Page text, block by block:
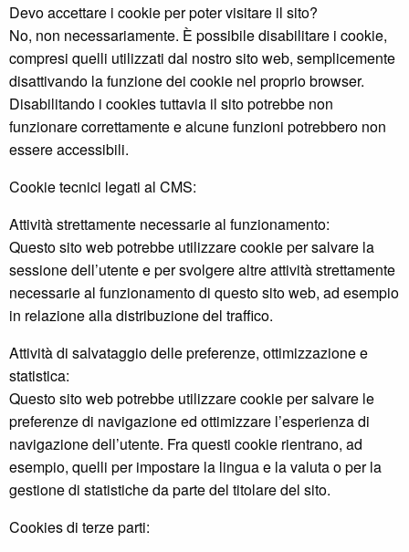
Devo accettare i cookie per poter visitare il sito?
No, non necessariamente. È possibile disabilitare i cookie,
compresi quelli utilizzati dal nostro sito web, semplicemente
disattivando la funzione dei cookie nel proprio browser.
Disabilitando i cookies tuttavia il sito potrebbe non
funzionare correttamente e alcune funzioni potrebbero non
essere accessibili.
Cookie tecnici legati al CMS:
Attività strettamente necessarie al funzionamento:
Questo sito web potrebbe utilizzare cookie per salvare la
sessione dell’utente e per svolgere altre attività strettamente
necessarie al funzionamento di questo sito web, ad esempio
in relazione alla distribuzione del traffico.
Attività di salvataggio delle preferenze, ottimizzazione e
statistica:
Questo sito web potrebbe utilizzare cookie per salvare le
preferenze di navigazione ed ottimizzare l’esperienza di
navigazione dell’utente. Fra questi cookie rientrano, ad
esempio, quelli per impostare la lingua e la valuta o per la
gestione di statistiche da parte del titolare del sito.
Cookies di terze parti: